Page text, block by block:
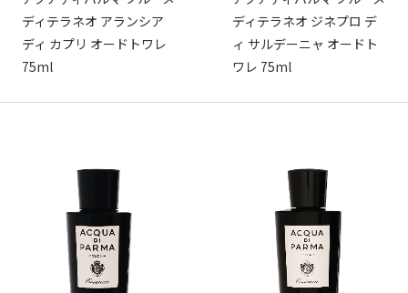
ディテラネオ アランシア
ディ カプリ オードトワレ
75ml
ディテラネオ ジネプロ デ
ィ サルデーニャ オードト
ワレ 75ml